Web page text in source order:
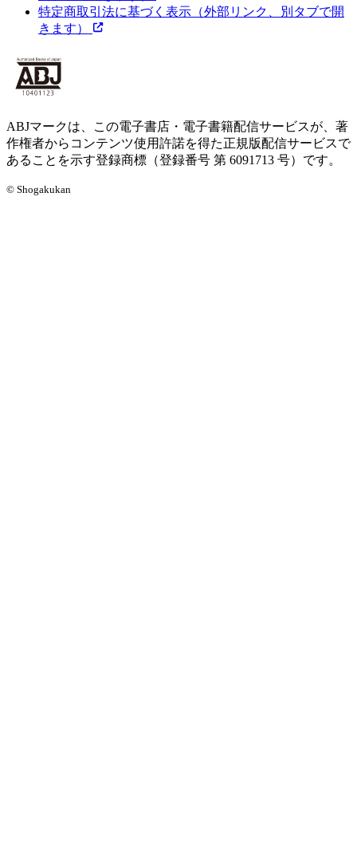
特定商取引法に基づく表示 （外部リンク、別タブで開
きます）
ABJマークは、この電子書店・電子書籍配信サービスが、著
作権者からコンテンツ使用許諾を得た正規版配信サービスで
あることを示す登録商標（登録番号 第 6091713 号）です。
© Shogakukan